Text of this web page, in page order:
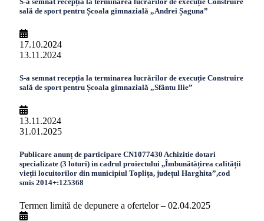
sală de sport pentru Școala gimnazială „Andrei Șaguna”
17.10.2024
13.11.2024
S-a semnat recepția la terminarea lucrărilor de execuție Construire
sală de sport pentru Școala gimnazială „Sfântu Ilie”
13.11.2024
31.01.2025
Publicare anunț de participare CN1077430 Achizitie dotari
specializate (3 loturi) in cadrul proiectului ,,Îmbunătățirea calității
vieții locuitorilor din municipiul Toplița, județul Harghita”,cod
smis 2014+:125368
Termen limită de depunere a ofertelor – 02.04.2025